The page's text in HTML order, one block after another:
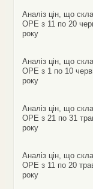
Аналіз цін, що
ОРЕ з 11 по 20
року
Аналіз цін, що
ОРЕ з 1 по 10
року
Аналіз цін, що
ОРЕ з 21 по 31
року
Аналіз цін, що
ОРЕ з 11 по 20
року